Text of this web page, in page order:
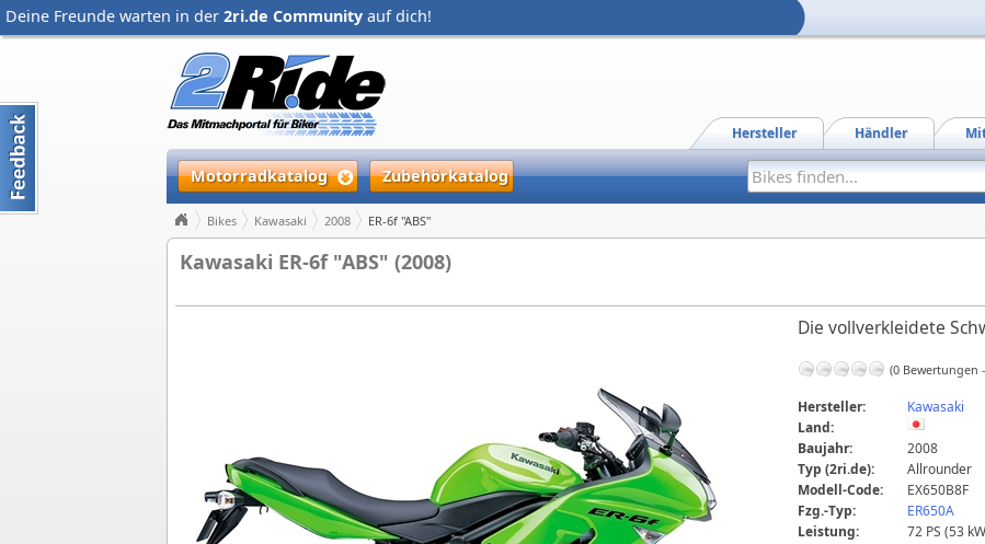
Deine Freunde warten in der 2ri.de Community auf dich!
Händler
Hersteller
Motorradkatalog Zubehörkatalog
Bikes Kawasaki 2008 ER-6f "ABS"
Kawasaki ER-6f "ABS" (2008)
Die vollverkleidete
(0 Bewertungen -
Hersteller:
Kawasaki
Land:
Baujahr:
2008
Typ (2ri.de):
Allrounder
Modell-Code:
EX650B8F
Fzg.-Typ:
ER650A
Leistung:
72 PS (53